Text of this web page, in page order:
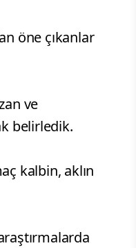
öne çıkanlar
ve
belirledik.
kalbin, aklın